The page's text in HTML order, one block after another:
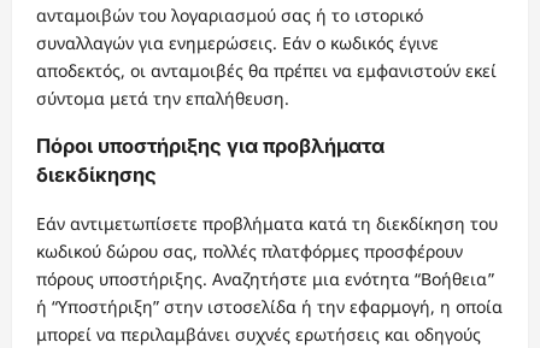
ανταμοιβών του λογαριασμού σας ή το ιστορικό
συναλλαγών για ενημερώσεις. Εάν ο κωδικός έγινε
αποδεκτός, οι ανταμοιβές θα πρέπει να εμφανιστούν εκεί
σύντομα μετά την επαλήθευση.
Πόροι υποστήριξης για προβλήματα
διεκδίκησης
Εάν αντιμετωπίσετε προβλήματα κατά τη διεκδίκηση του
κωδικού δώρου σας, πολλές πλατφόρμες προσφέρουν
πόρους υποστήριξης. Αναζητήστε μια ενότητα “Βοήθεια”
ή “Υποστήριξη” στην ιστοσελίδα ή την εφαρμογή, η οποία
μπορεί να περιλαμβάνει συχνές ερωτήσεις και οδηγούς